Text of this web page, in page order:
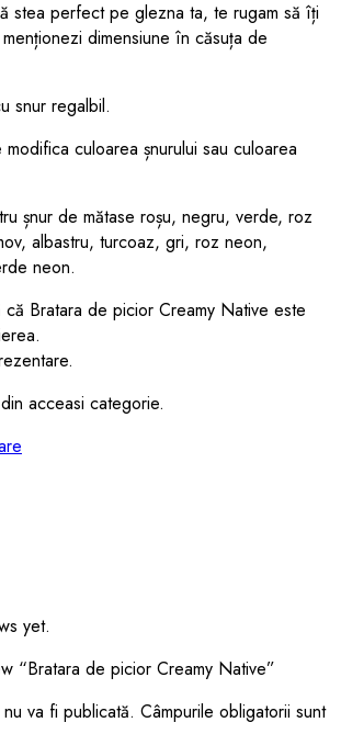
stea perfect pe glezna ta, te rugam să îți
dimensiune în căsuța de
snur regalbil.
culoarea șnurului sau culoarea
șnur de mătase roșu, negru, verde, roz
albastru, turcoaz, gri, roz neon,
neon.
că Bratara de picior Creamy Native este
din acceasi categorie.
yet.
“Bratara de picior Creamy Native”
va fi publicată. Câmpurile obligatorii sunt